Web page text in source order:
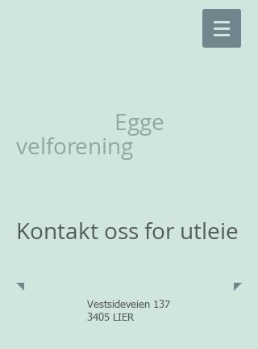
Egge
velforening
Kontakt oss for utleie
Vestsideveien 137
3405 LIER